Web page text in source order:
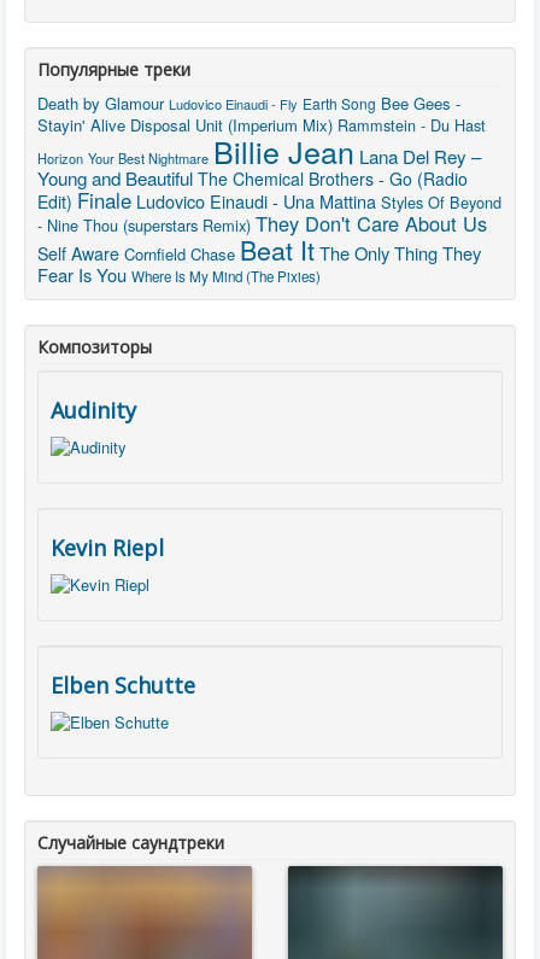
Популярные треки
Death by Glamour Ludovico Einaudi - Fly Earth Song Bee Gees -
Stayin' Alive Disposal Unit (Imperium Mix) Rammstein - Du Hast
Horizon Your Best Nightmare Billie Jean Lana Del Rey –
Young and Beautiful The Chemical Brothers - Go (Radio
Edit) Finale Ludovico Einaudi - Una Mattina Styles Of Beyond
- Nine Thou (superstars Remix) They Don't Care About Us
Self Aware Cornfield Chase Beat ItThe Only Thing They
Fear Is You Where Is My Mind (The Pixies)
Композиторы
Audinity
Kevin Riepl
Elben Schutte
Случайные саундтреки